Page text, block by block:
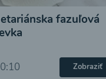
fazuľová
Zobraziť